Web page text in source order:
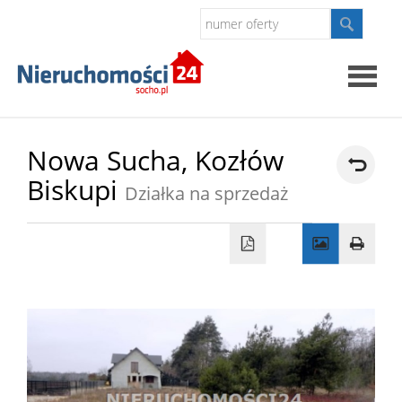
firmie
Nowa Sucha, Kozłów
Biskupi Działka na sprzedaż